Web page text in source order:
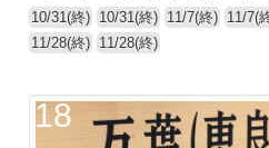
10/31(終) 10/31(終) 11/7(終) 11/7(
11/28(終) 11/28(終)
18